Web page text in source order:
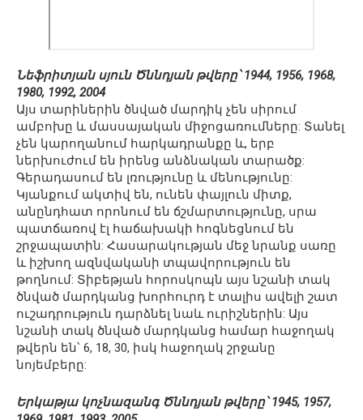
Նեֆրիտյան սյուն Ծննդյան թվերը՝ 1944, 1956, 1968,
1980, 1992, 2004
Այս տարիներին ծնված մարդիկ չեն սիրում
ամբոխը և մասսայական միջոցառումները: Տանել
չեն կարողանում հարկադրանքը և, երբ
ներխուժում են իրենց անձնական տարածք:
Գերադասում են լռությունը և մենությունը:
Կյանքում ակտիվ են, ունեն փայլուն միտք,
անընդհատ որոնում են ճշմարտությունը, սրա
պատճառով էլ հաճախակի հոգնեցնում են
շրջապատին: Հասարակության մեջ նրանք սառը
և իշխող ազնվականի տպավորություն են
թողնում: Տիբեթյան հորոսկոպն այս նշանի տակ
ծնված մարդկանց խորհուրդ է տալիս ավելի շատ
ուշադրություն դարձնել նաև ուրիշներին: Այս
նշանի տակ ծնված մարդկանց համար հաջողակ
թվերն են՝ 6, 18, 30, իսկ հաջողակ շրջանը
նոյեմբերը:
Երկաթյա կոչնազանգ Ծննդյան թվերը՝ 1945, 1957,